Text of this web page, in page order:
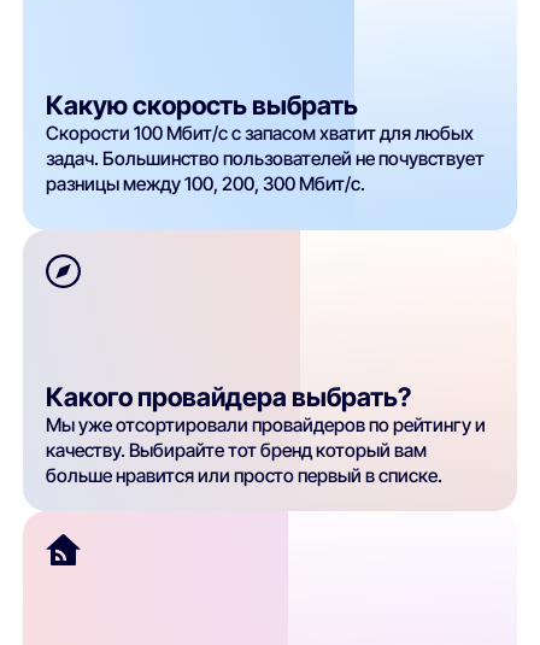
Какую скорость выбрать
Скорости 100 Мбит/с с запасом хватит для любых
задач. Большинство пользователей не почувствует
разницы между 100, 200, 300 Мбит/с.
Какого провайдера выбрать?
Мы уже отсортировали провайдеров по рейтингу и
качеству. Выбирайте тот бренд который вам
больше нравится или просто первый в списке.